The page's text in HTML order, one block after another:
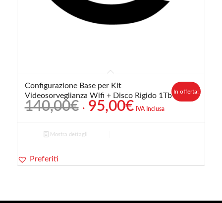
Configurazione Base per Kit
Videosorveglianza Wifi + Disco Rigido 1Tb
140,00€ Il
prezzo
originale
era:
95,00€IlIVA Inclusa
In offerta!
Mostra dettagli
Preferiti